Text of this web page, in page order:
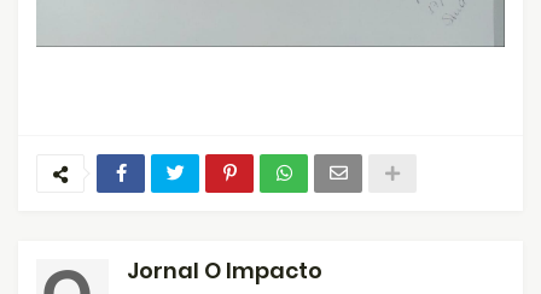
Jornal O Impacto